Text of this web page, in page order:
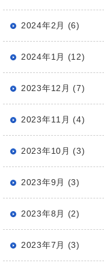
2024年2月 (6)
2024年1月 (12)
2023年12月 (7)
2023年11月 (4)
2023年10月 (3)
2023年9月 (3)
2023年8月 (2)
2023年7月 (3)